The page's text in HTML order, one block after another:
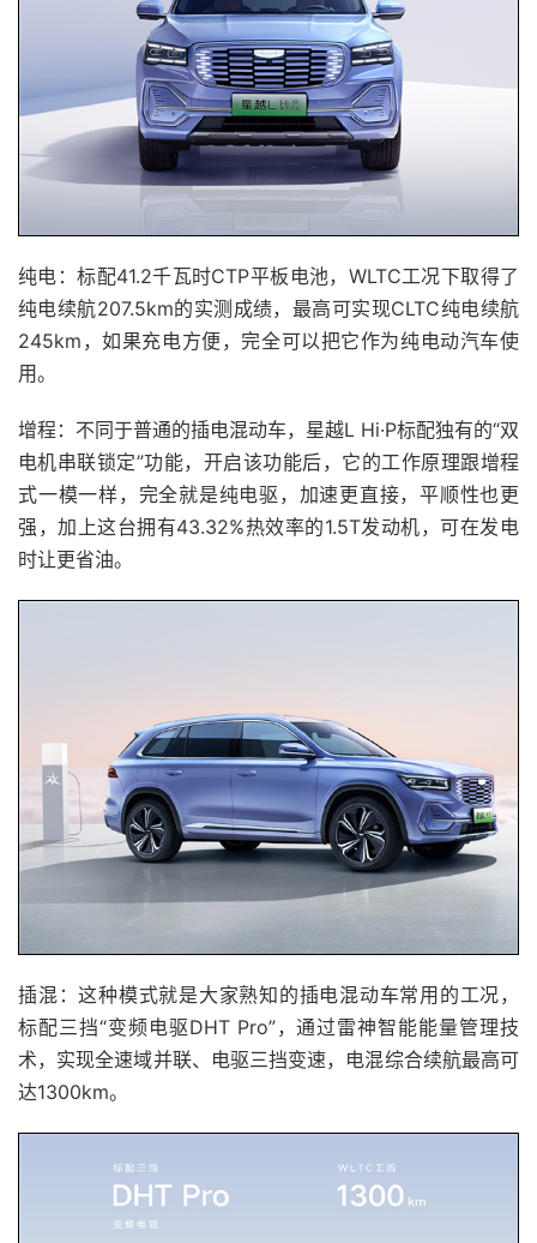
纯电：标配41.2千瓦时CTP平板电池，WLTC工况下取得了
纯电续航207.5km的实测成绩，最高可实现CLTC纯电续航
245km，如果充电方便，完全可以把它作为纯电动汽车使
用。
增程：不同于普通的插电混动车，星越L Hi·P标配独有的“双
电机串联锁定”功能，开启该功能后，它的工作原理跟增程
式一模一样，完全就是纯电驱，加速更直接，平顺性也更
强，加上这台拥有43.32%热效率的1.5T发动机，可在发电
时让更省油。
插混：这种模式就是大家熟知的插电混动车常用的工况，
标配三挡“变频电驱DHT Pro”，通过雷神智能能量管理技
术，实现全速域并联、电驱三挡变速，电混综合续航最高可
达1300km。